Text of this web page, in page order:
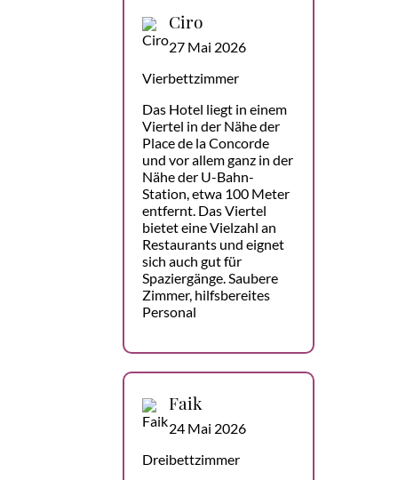
Ciro
27 Mai 2026
Vierbettzimmer
Das Hotel liegt in einem
Viertel in der Nähe der
Place de la Concorde
und vor allem ganz in der
Nähe der U-Bahn-
Station, etwa 100 Meter
entfernt. Das Viertel
bietet eine Vielzahl an
Restaurants und eignet
sich auch gut für
Spaziergänge. Saubere
Zimmer, hilfsbereites
Personal
Faik
24 Mai 2026
Dreibettzimmer